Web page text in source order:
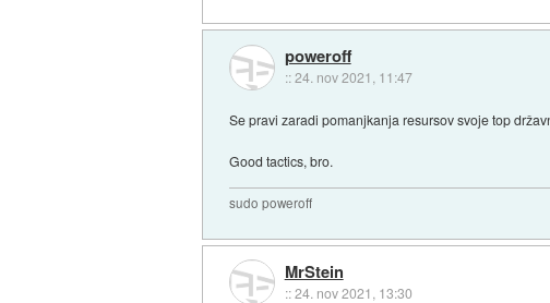
poweroff
::24. nov 2021, 11:47
Se pravi zaradi pomanjkanja resursov svoje top
Good tactics, bro.
sudo poweroff
MrStein
::24. nov 2021, 13:30